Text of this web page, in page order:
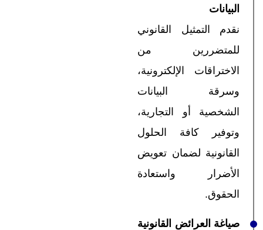
البيانات
نقدم التمثيل القانوني
للمتضررين من
الاختراقات الإلكترونية،
وسرقة البيانات
الشخصية أو التجارية،
وتوفير كافة الحلول
القانونية لضمان تعويض
الأضرار واستعادة
الحقوق.
صياغة العرائض القانونية